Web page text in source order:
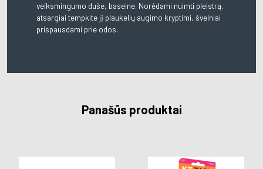
veiksmingumo duše, baseine. Norėdami nuimti pleistrą,
atsargiai tempkite jį plaukelių augimo kryptimi, švelniai
prispausdami prie odos.
Panašūs produktai